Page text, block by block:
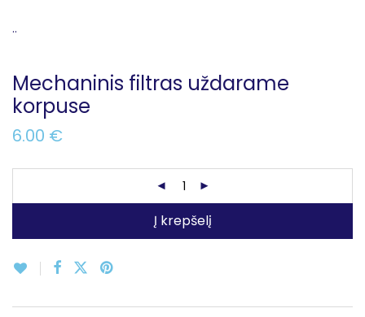
..
Mechaninis filtras uždarame
korpuse
6.00 €
Į krepšelį